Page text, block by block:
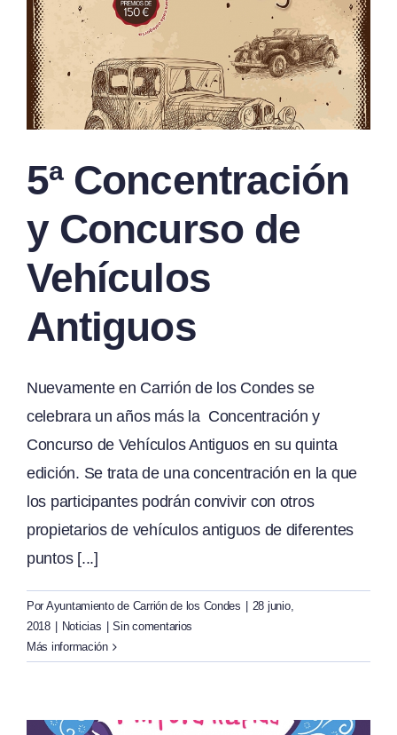
5ª Concentración
y Concurso de
Vehículos
Antiguos
Nuevamente en Carrión de los Condes se
celebrara un años más la Concentración y
Concurso de Vehículos Antiguos en su quinta
edición. Se trata de una concentración en la que
los participantes podrán convivir con otros
propietarios de vehículos antiguos de diferentes
puntos [...]
Por Ayuntamiento de Carrión de los Condes
28 junio,
2018
Noticias
Sin comentarios
Más información